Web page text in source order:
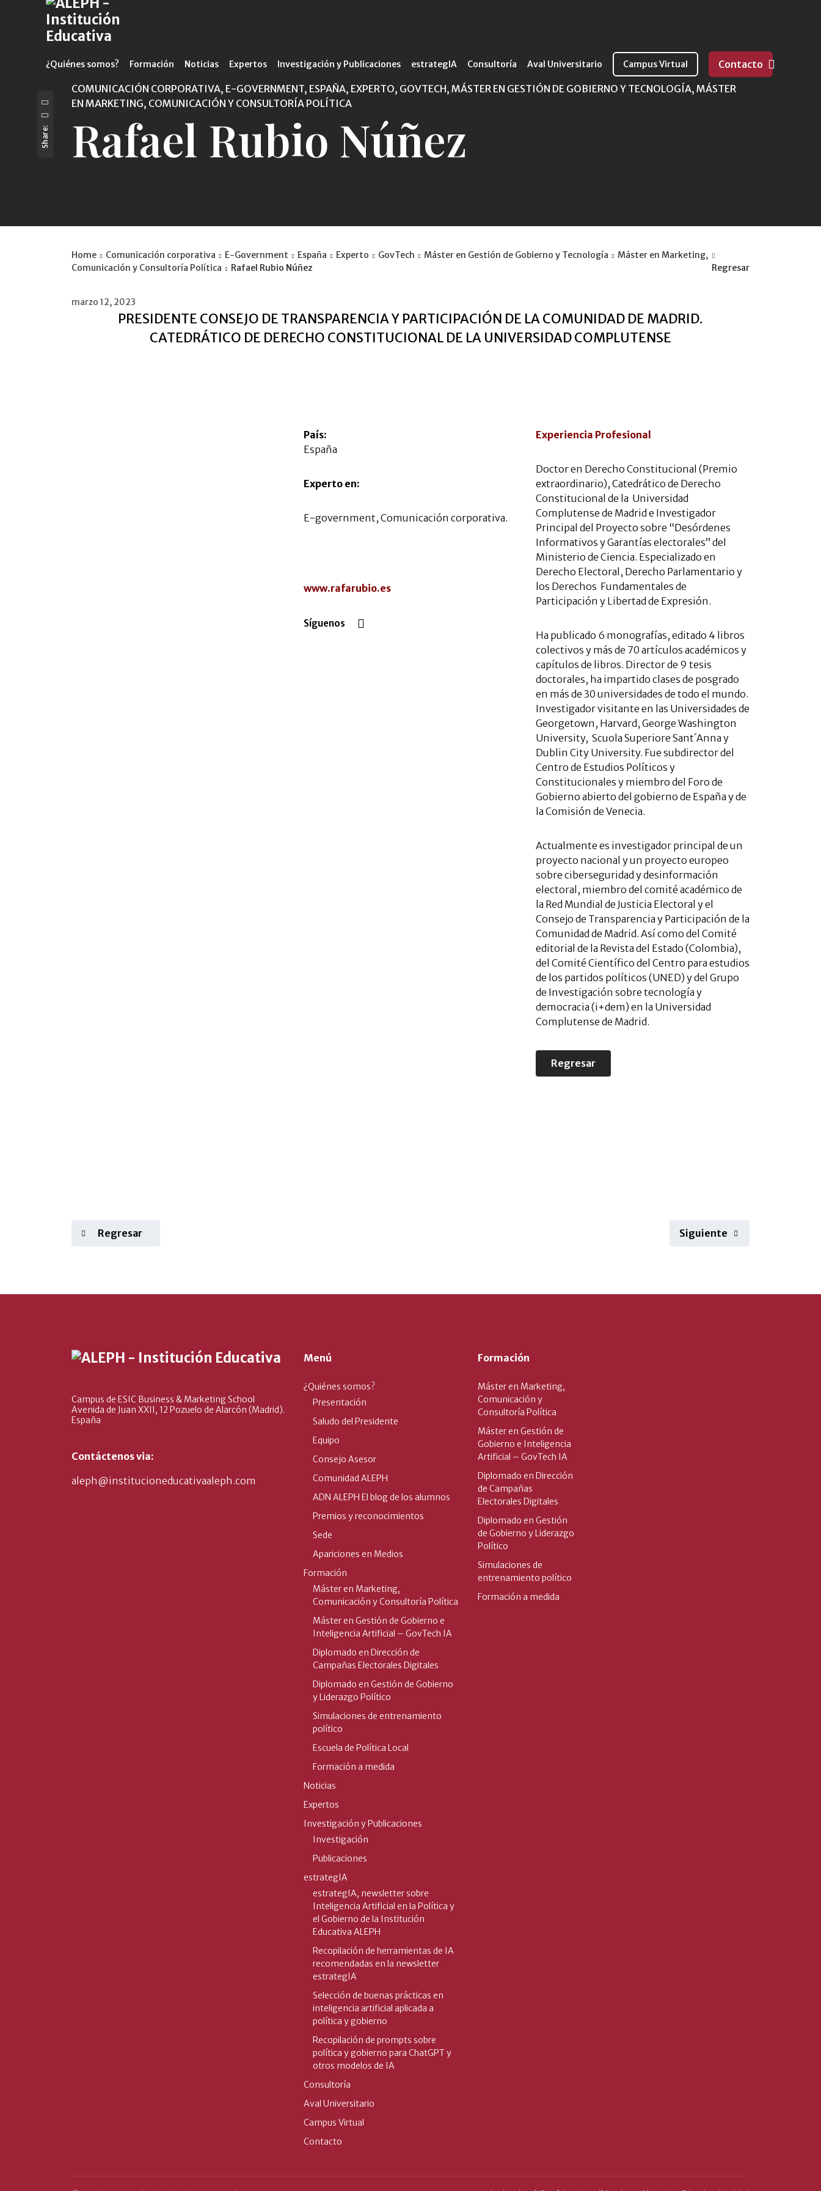
¿Quiénes somos? Formación Noticias Expertos Investigación y Publicaciones estrategIA Consultoría Aval Universitario Campus Virtual Contacto
Share:
COMUNICACIÓN CORPORATIVA, E-GOVERNMENT, ESPAÑA, EXPERTO, GOVTECH, MÁSTER EN GESTIÓN DE GOBIERNO Y TECNOLOGÍA, MÁSTER
EN MARKETING, COMUNICACIÓN Y CONSULTORÍA POLÍTICA
Rafael Rubio Núñez
Home Comunicación corporativa E-Government España Experto GovTech Máster en Gestión de Gobierno y Tecnología
Máster en Marketing,
Comunicación y Consultoría Política
Rafael Rubio Núñez Regresar
marzo 12, 2023
PRESIDENTE CONSEJO DE TRANSPARENCIA Y PARTICIPACIÓN DE LA COMUNIDAD DE MADRID.
CATEDRÁTICO DE DERECHO CONSTITUCIONAL DE LA UNIVERSIDAD COMPLUTENSE
País:
España
Experto en:
E-government, Comunicación corporativa.
www.rafarubio.es
Síguenos
Experiencia Profesional
Doctor en Derecho Constitucional (Premio
extraordinario), Catedrático de Derecho
Constitucional de la Universidad
Complutense de Madrid e Investigador
Principal del Proyecto sobre “Desórdenes
Informativos y Garantías electorales” del
Ministerio de Ciencia. Especializado en
Derecho Electoral, Derecho Parlamentario y
los Derechos Fundamentales de
Participación y Libertad de Expresión.
Ha publicado 6 monografías, editado 4 libros
colectivos y más de 70 artículos académicos y
capítulos de libros. Director de 9 tesis
doctorales, ha impartido clases de posgrado
en más de 30 universidades de todo el mundo.
Investigador visitante en las Universidades de
Georgetown, Harvard, George Washington
University, Scuola Superiore Sant´Anna y
Dublin City University. Fue subdirector del
Centro de Estudios Políticos y
Constitucionales y miembro del Foro de
Gobierno abierto del gobierno de España y de
la Comisión de Venecia.
Actualmente es investigador principal de un
proyecto nacional y un proyecto europeo
sobre ciberseguridad y desinformación
electoral, miembro del comité académico de
la Red Mundial de Justicia Electoral y el
Consejo de Transparencia y Participación de la
Comunidad de Madrid. Así como del Comité
editorial de la Revista del Estado (Colombia),
del Comité Científico del Centro para estudios
de los partidos políticos (UNED) y del Grupo
de Investigación sobre tecnología y
democracia (i+dem) en la Universidad
Complutense de Madrid.
Regresar
Regresar Siguiente
Campus de ESIC Business & Marketing School
Avenida de Juan XXII, 12 Pozuelo de Alarcón (Madrid).
España
Contáctenos via:
aleph@institucioneducativaaleph.com
Menú
¿Quiénes somos?
Presentación
Saludo del Presidente
Equipo
Consejo Asesor
Comunidad ALEPH
ADN ALEPH El blog de los alumnos
Premios y reconocimientos
Sede
Apariciones en Medios
Formación
Máster en Marketing,
Comunicación y Consultoría Política
Máster en Gestión de Gobierno e
Inteligencia Artificial – GovTech IA
Diplomado en Dirección de
Campañas Electorales Digitales
Diplomado en Gestión de Gobierno
y Liderazgo Político
Simulaciones de entrenamiento
político
Escuela de Política Local
Formación a medida
Noticias
Expertos
Investigación y Publicaciones
Investigación
Publicaciones
estrategIA
estrategIA, newsletter sobre
Inteligencia Artificial en la Política y
el Gobierno de la Institución
Educativa ALEPH
Recopilación de herramientas de IA
recomendadas en la newsletter
estrategIA
Selección de buenas prácticas en
inteligencia artificial aplicada a
política y gobierno
Recopilación de prompts sobre
política y gobierno para ChatGPT y
otros modelos de IA
Consultoría
Aval Universitario
Campus Virtual
Contacto
Formación
Máster en Marketing,
Comunicación y
Consultoría Política
Máster en Gestión de
Gobierno e Inteligencia
Artificial – GovTech IA
Diplomado en Dirección
de Campañas
Electorales Digitales
Diplomado en Gestión
de Gobierno y Liderazgo
Político
Simulaciones de
entrenamiento político
Formación a medida